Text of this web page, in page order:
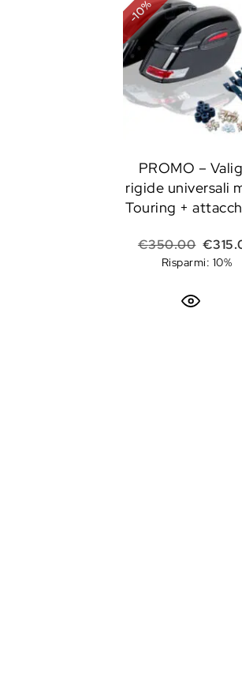
-
10
%
PROMO –
rigide universali
Touring +
€350.00 Il
€
Risparmi: 10%